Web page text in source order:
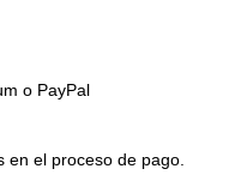
o PayPal
en el proceso de pago.